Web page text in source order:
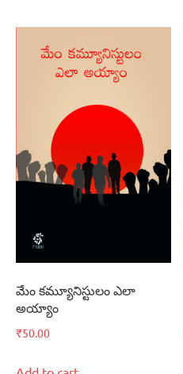
మేం కమ్యూనిస్టులం ఎలా
అయ్యాం
₹50.00